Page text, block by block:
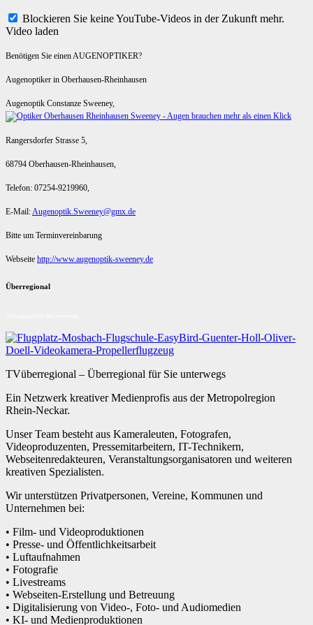
Blockieren Sie keine YouTube-Videos in der Zukunft mehr.
Video laden
Benötigen Sie einen AUGENOPTIKER?
Augenoptiker in Oberhausen-Rheinhausen
Augenoptik Constanze Sweeney,
Rangersdorfer Strasse 5,
68794 Oberhausen-Rheinhausen,
Telefon: 07254-9219960,
E-Mail:Augenoptik.Sweeney@gmx.de
Bitte um Terminvereinbarung
Webseite http://www.augenoptik-sweeney.de
Überregional
TVüberregional – Überregional für Sie unterwegs
Ein Netzwerk kreativer Medienprofis aus der Metropolregion
Rhein-Neckar.
Unser Team besteht aus Kameraleuten, Fotografen,
Videoproduzenten, Pressemitarbeitern, IT-Technikern,
Webseitenredakteuren, Veranstaltungsorganisatoren und weiteren
kreativen Spezialisten.
Wir unterstützen Privatpersonen, Vereine, Kommunen und
Unternehmen bei:
• Film- und Videoproduktionen
• Presse- und Öffentlichkeitsarbeit
• Luftaufnahmen
• Fotografie
• Livestreams
• Webseiten-Erstellung und Betreuung
• Digitalisierung von Video-, Foto- und Audiomedien
• KI- und Medienproduktionen